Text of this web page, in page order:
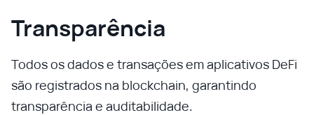
Transparência
Todos os dados e transações em aplicativos DeFi
são registrados na blockchain, garantindo
transparência e auditabilidade.